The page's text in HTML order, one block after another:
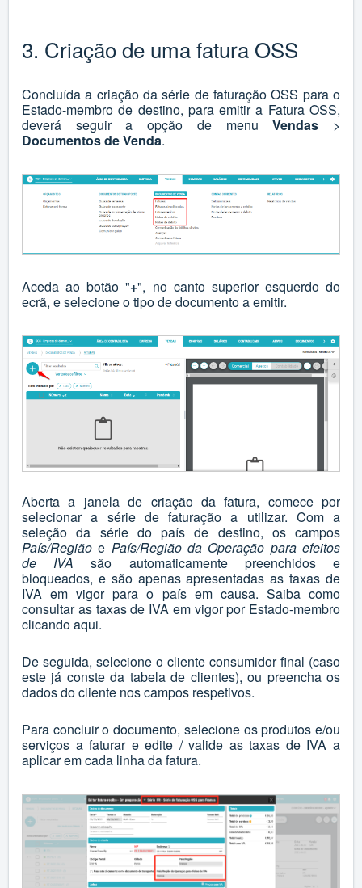
3. Criação de uma fatura OSS
Concluída a criação da série de faturação OSS para o
Estado-membro de destino, para emitir a Fatura OSS,
deverá seguir a opção de menuVendas >
Documentos de Venda.
Aceda ao botão "+", no canto superior esquerdo do
ecrã, e selecione o tipo de documento a emitir.
Aberta a janela de criação da fatura, comece por
selecionar a série de faturação a utilizar. Com a
seleção da série do país de destino, os campos
País/Região e País/Regiãoda Operação para efeitos
de IVA são automaticamente preenchidos e
bloqueados, e são apenas apresentadas as taxas de
IVA em vigor para o país em causa. Saiba como
consultar as taxas de IVA em vigor por Estado-membro
clicandoaqui.
De seguida, selecione o cliente consumidor final (caso
este já conste da tabela de clientes), ou preencha os
dados do cliente nos campos respetivos.
Para concluir o documento, selecione os produtos e/ou
serviços a faturar e edite / valide as taxas de IVA a
aplicar em cada linha da fatura.